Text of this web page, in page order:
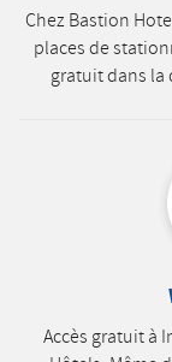
Chez Bastion
places de
gratuit dans
Accès gratuit à